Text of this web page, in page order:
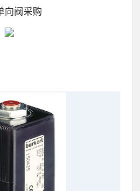
向阀采购